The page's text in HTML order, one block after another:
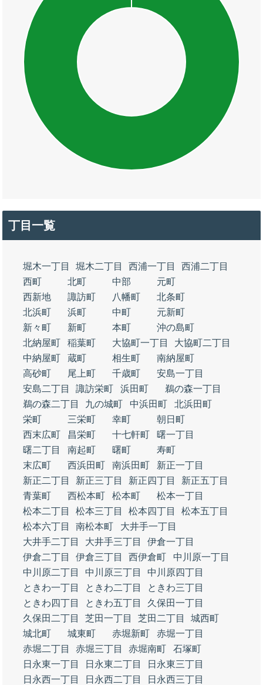
丁目一覧
堀木一丁目 堀木二丁目 西浦一丁目
西浦二丁目
西町
北町 中部
元町
西新地
諏訪町 八幡町
北条町
北浜町
浜町 中町
元新町
新々町
新町 本町
沖の島町
北納屋町
稲葉町 大協町一丁目
大協町二丁目
中納屋町
蔵町 相生町
南納屋町
高砂町
尾上町 千歳町
安島一丁目
安島二丁目
諏訪栄町 浜田町
鵜の森一丁目
鵜の森二丁目
九の城町 中浜田町
北浜田町
栄町
三栄町 幸町
朝日町
西末広町
昌栄町 十七軒町
曙一丁目
曙二丁目
南起町 曙町
寿町
末広町
西浜田町 南浜田町
新正一丁目
新正二丁目
新正三丁目 新正四丁目
新正五丁目
青葉町
西松本町 松本町
松本一丁目
松本二丁目
松本三丁目 松本四丁目
松本五丁目
松本六丁目
南松本町
大井手一丁目
大井手二丁目
大井手三丁目
伊倉一丁目
伊倉二丁目
伊倉三丁目 西伊倉町
中川原一丁目
中川原二丁目
中川原三丁目
中川原四丁目
ときわ一丁目
ときわ二丁目
ときわ三丁目
ときわ四丁目
ときわ五丁目
久保田一丁目
久保田二丁目
芝田一丁目 芝田二丁目
城西町
城北町
城東町 赤堀新町
赤堀一丁目
赤堀二丁目
赤堀三丁目 赤堀南町
石塚町
日永東一丁目
日永東二丁目
日永東三丁目
日永西一丁目
日永西二丁目 日永西三丁目